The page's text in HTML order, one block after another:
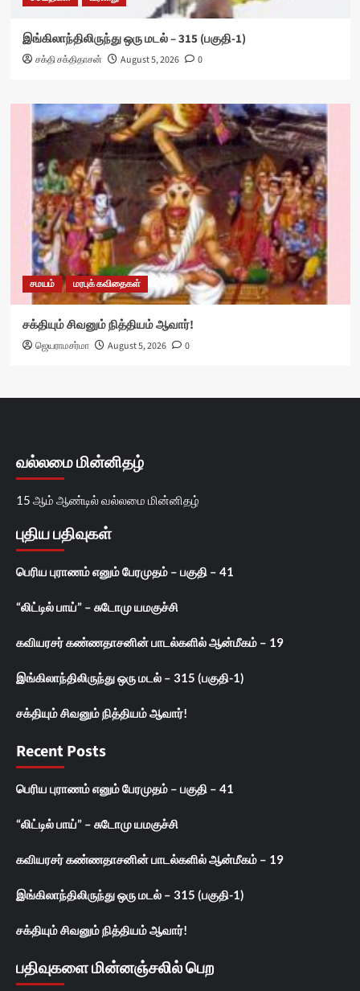
இங்கிலாந்திலிருந்து ஒரு மடல் – 315 (பகுதி-1)
சக்தி சக்திதாசன் August 5, 2026 0
சமயம் மரபுக் கவிதைகள்
சக்தியும் சிவனும் நித்தியம் ஆவார்!
ஜெயராமசர்மா August 5, 2026 0
வல்லமை மின்னிதழ்
15 ஆம் ஆண்டில் வல்லமை மின்னிதழ்
புதிய பதிவுகள்
பெரிய புராணம் எனும் பேரமுதம் – பகுதி – 41
“லிட்டில் பாய்” – சுடோமு யமகுச்சி
கவியரசர் கண்ணதாசனின் பாடல்களில் ஆன்மீகம் – 19
இங்கிலாந்திலிருந்து ஒரு மடல் – 315 (பகுதி-1)
சக்தியும் சிவனும் நித்தியம் ஆவார்!
Recent Posts
பெரிய புராணம் எனும் பேரமுதம் – பகுதி – 41
“லிட்டில் பாய்” – சுடோமு யமகுச்சி
கவியரசர் கண்ணதாசனின் பாடல்களில் ஆன்மீகம் – 19
இங்கிலாந்திலிருந்து ஒரு மடல் – 315 (பகுதி-1)
சக்தியும் சிவனும் நித்தியம் ஆவார்!
பதிவுகளை மின்னஞ்சலில் பெற